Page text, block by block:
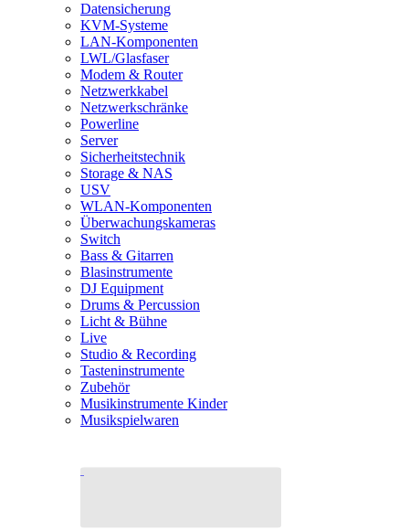
Datensicherung
KVM-Systeme
LAN-Komponenten
LWL/Glasfaser
Modem & Router
Netzwerkkabel
Netzwerkschränke
Powerline
Server
Sicherheitstechnik
Storage & NAS
USV
WLAN-Komponenten
Überwachungskameras
Switch
Bass & Gitarren
Blasinstrumente
DJ Equipment
Drums & Percussion
Licht & Bühne
Live
Studio & Recording
Tasteninstrumente
Zubehör
Musikinstrumente Kinder
Musikspielwaren